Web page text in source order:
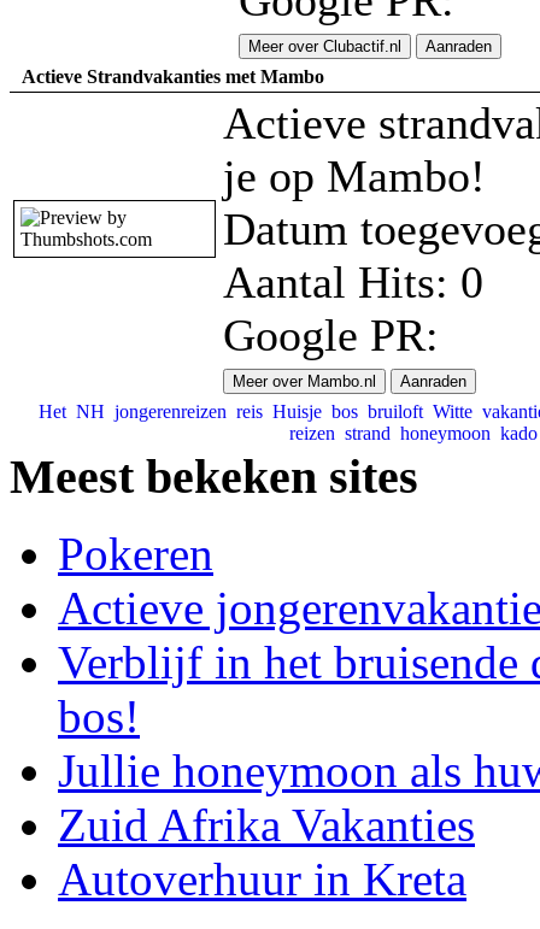
Meer over Clubactif.nl Aanraden
Actieve Strandvakanties met Mambo
Actieve
je op Mambo!
Datum
Aantal Hits: 0
Google PR:
Meer over Mambo.nl Aanraden
Het NH jongerenreizen reis Huisje bos bruiloft Witte
reizen strand honeymoon
Meest bekeken sites
Pokeren
Actieve
Verblijf in het bruisende
bos!
Jullie honeymoon als
Zuid Afrika Vakanties
Autoverhuur in Kreta